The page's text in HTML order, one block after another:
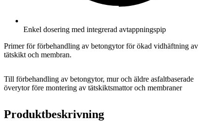
Enkel dosering med integrerad avtappningspip
Primer för förbehandling av betongytor för ökad vidhäftning av
tätskikt och membran.
Till förbehandling av betongytor, mur och äldre asfaltbaserade
överytor före montering av tätskiktsmattor och membraner
Produktbeskrivning